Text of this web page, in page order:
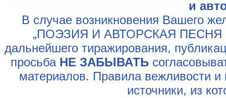
и
В случае возникновения Вашего
„ПОЭЗИЯ И АВТОРСКАЯ ПЕСНЯ
дальнейшего тиражирования,
просьба НЕ ЗАБЫВАТЬ
материалов. Правила вежливости и
источники, из